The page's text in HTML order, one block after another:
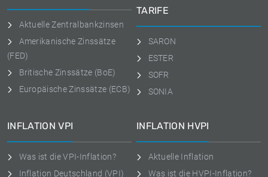
Aktuelle Zentralbankzinsen
Amerikanische Zinssätze
(FED)
Britische Zinssätze (BoE)
Europäische Zinssätze (ECB)
TARIFE
SARON
ESTER
SOFR
SONIA
INFLATION VPI
Was ist die VPI-Inflation?
Inflation Deutschland (VPI)
INFLATION HVPI
Aktuelle Inflation
Was ist die HVPI-Inflation?